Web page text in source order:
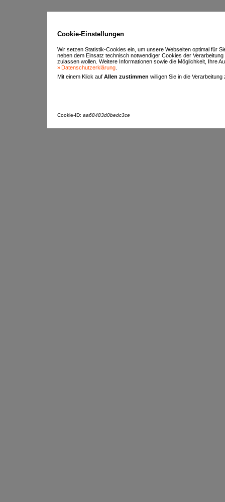
Cookie-Einstellungen
Wir setzen Statistik-Cookies ein, um unsere Webseiten optimal für
neben dem Einsatz technisch notwendiger Cookies der
zulassen wollen. Weitere Informationen sowie die Möglichkeit, Ihre
Datenschutzerklärung
Mit einem Klick auf Allen zustimmen willigen Sie in die
Cookie-ID: aa68483d0bedc3ce